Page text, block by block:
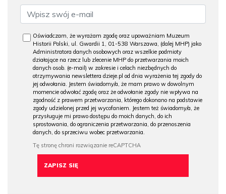
Oświadczam, że wyrażam zgodę oraz upoważniam Muzeum
Historii Polski, ul. Gwardii 1, 01-538 Warszawa, (dalej MHP) jako
Administratora danych osobowych oraz wszelkie podmioty
działające na rzecz lub zlecenie MHP do przetwarzania moich
danych osob. (e-mail) w zakresie i celach niezbędnych do
otrzymywania newslettera dzieje.pl od dnia wyrażenia tej zgody do
jej odwołania. Jestem świadomy/a, że mam prawo w dowolnym
momencie odwołać zgodę oraz że odwołanie zgody nie wpływa na
zgodność z prawem przetwarzania, którego dokonano na podstawie
zgody udzielonej przed jej wycofaniem. Jestem też świadomy/a, że
przysługuje mi prawo dostępu do moich danych, do ich
sprostowania, do ograniczenia przetwarzania, do przenoszenia
danych, do sprzeciwu wobec przetwarzania.